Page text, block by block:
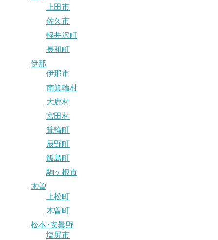
上田市
佐久市
軽井沢町
長和町
伊那
伊那市
南箕輪村
大鹿村
宮田村
箕輪町
辰野町
飯島町
駒ヶ根市
木曽
上松町
木曽町
松本･安曇野
塩尻市